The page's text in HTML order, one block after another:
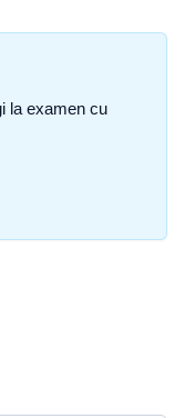
la examen cu